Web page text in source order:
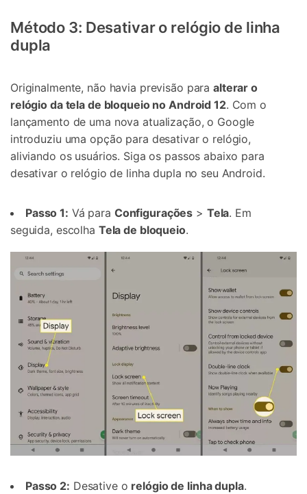
Método 3: Desativar o relógio de linha
dupla
Originalmente, não havia previsão paraalterar o
relógio da tela de bloqueio no Android 12. Com o
lançamento de uma nova atualização, o Google
introduziu uma opção para desativar o relógio,
aliviando os usuários. Siga os passos abaixo para
desativar o relógio de linha dupla no seu Android.
Passo 1: Vá para Configurações > Tela. Em
seguida, escolha Tela de bloqueio.
Passo 2: Desative o relógio de linha dupla.